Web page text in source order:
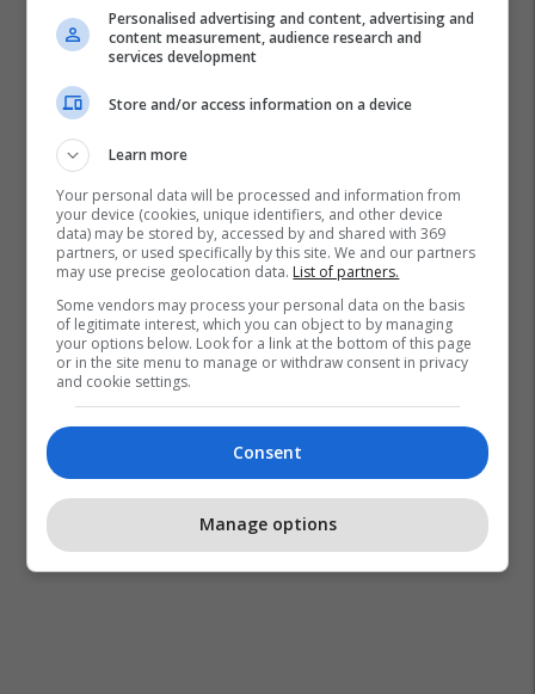
Art Basel
Personalised advertising and content, advertising and
content measurement, audience research and
services development
Store and/or access information on a device
Learn more
Your personal data will be processed and information from
your device (cookies, unique identifiers, and other device
data) may be stored by, accessed by and shared with 369
partners, or used specifically by this site. We and our partners
may use precise geolocation data. List of partners.
Some vendors may process your personal data on the basis
of legitimate interest, which you can object to by managing
your options below. Look for a link at the bottom of this page
or in the site menu to manage or withdraw consent in privacy
and cookie settings.
Consent
Manage options